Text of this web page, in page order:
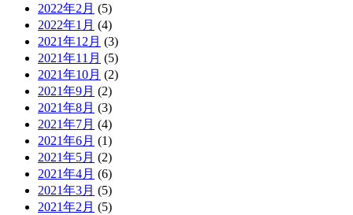
2022年2月 (5)
2022年1月 (4)
2021年12月 (3)
2021年11月 (5)
2021年10月 (2)
2021年9月 (2)
2021年8月 (3)
2021年7月 (4)
2021年6月 (1)
2021年5月 (2)
2021年4月 (6)
2021年3月 (5)
2021年2月 (5)